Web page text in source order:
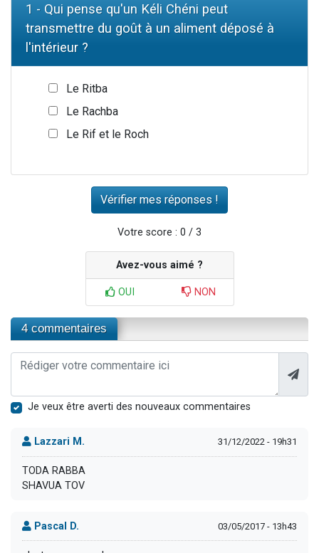
1 - Qui pense qu'un Kéli Chéni peut
transmettre du goût à un aliment déposé à
l'intérieur ?
Le Ritba
Le Rachba
Le Rif et le Roch
Votre score : 0 / 3
Avez-vous aimé ?
OUI NON
4 commentaires
Je veux être averti des nouveaux commentaires
Lazzari M. 31/12/2022 - 19h31
TODA RABBA
SHAVUA TOV
Pascal D. 03/05/2017 - 13h43